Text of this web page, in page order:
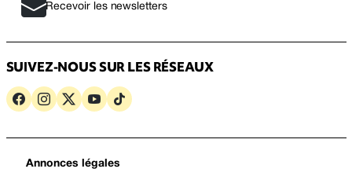
Recevoir les newsletters
SUIVEZ-NOUS SUR LES RÉSEAUX
Annonces légales